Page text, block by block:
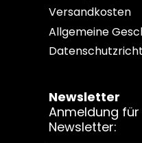
Versandkosten
Allgemeine
Newsletter
Anmeldung
Newsletter: